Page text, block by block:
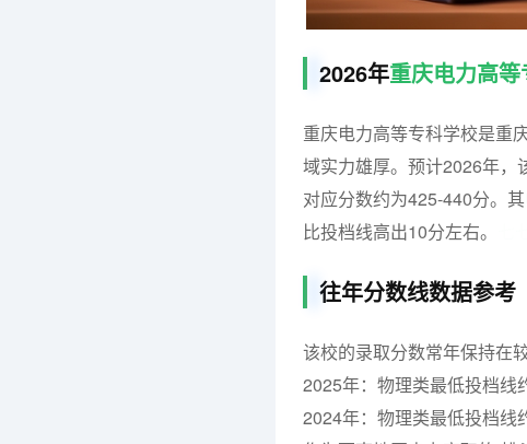
2026年重庆电力高
重庆电力高等专科学校是重
域实力雄厚。预计2026年，
对应分数约为425-440分。其
比投档线高出10分左右。
往年分数线数据参考
该校的录取分数常年保持在较
2025年：物理类最低投档线
2024年：物理类最低投档线